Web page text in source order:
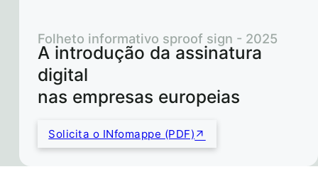
A introdução da assinatura
digital
nas empresas europeias
Folheto informativo sproof sign - 2025
Solicita o INfomappe (PDF)